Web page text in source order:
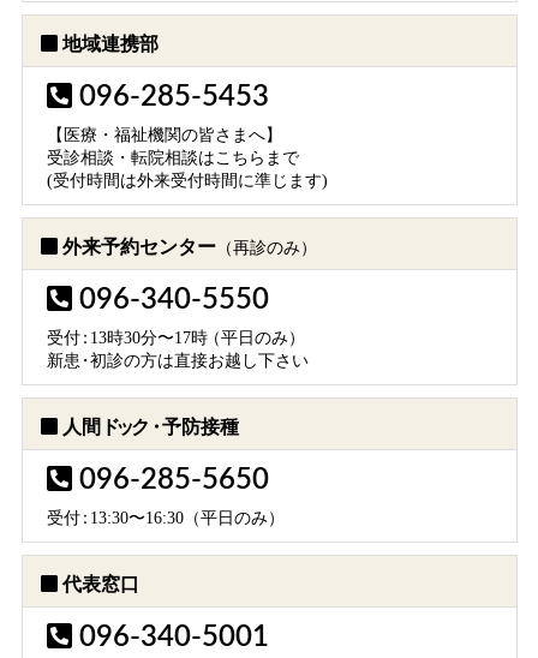
地域連携部
096-285-5453
【医療・福祉機関の皆さまへ】
受診相談・転院相談はこちらまで
(受付時間は外来受付時間に準じます)
外来予約センター（再診のみ）
096-340-5550
受付： 13時30分〜17時（平日のみ）
新患・初診の方は直接お越し下さい
人間 ドック・予防接種
096-285-5650
受付： 13:30〜16:30（平日のみ）
代表窓口
096-340-5001